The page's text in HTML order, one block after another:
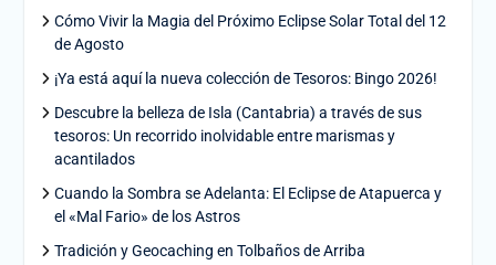
Cómo Vivir la Magia del Próximo Eclipse Solar Total del 12
de Agosto
¡Ya está aquí la nueva colección de Tesoros: Bingo 2026!
Descubre la belleza de Isla (Cantabria) a través de sus
tesoros: Un recorrido inolvidable entre marismas y
acantilados
Cuando la Sombra se Adelanta: El Eclipse de Atapuerca y
el «Mal Fario» de los Astros
Tradición y Geocaching en Tolbaños de Arriba